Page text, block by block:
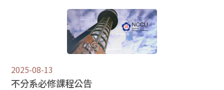
2025-08-13
不分系必修課程公告